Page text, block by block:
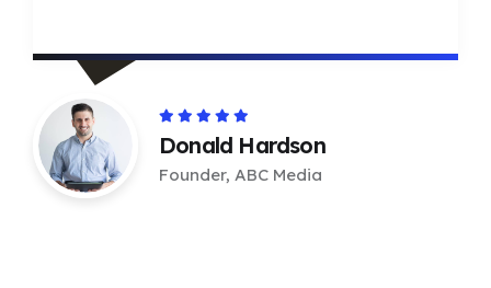
Donald Hardson
Founder, ABC Media